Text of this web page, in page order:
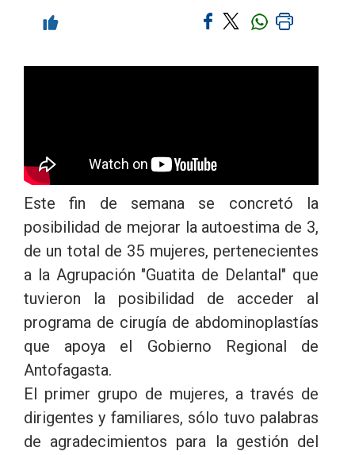
Este fin de semana se concretó la
posibilidad de mejorar la autoestima de 3,
de un total de 35 mujeres, pertenecientes
a la Agrupación "Guatita de Delantal" que
tuvieron la posibilidad de acceder al
programa de cirugía de abdominoplastías
que apoya el Gobierno Regional de
Antofagasta.
El primer grupo de mujeres, a través de
dirigentes y familiares, sólo tuvo palabras
de agradecimientos para la gestión del